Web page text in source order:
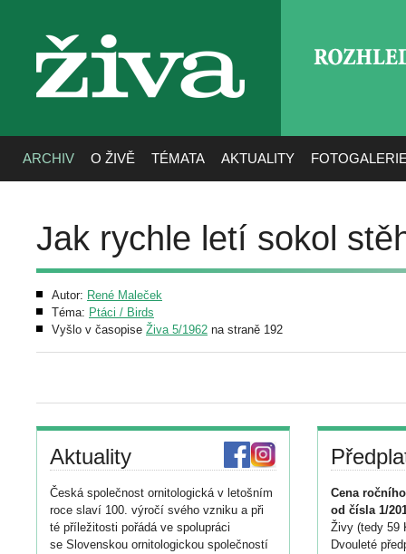
živa
ARCHIV O ŽIVĚ TÉMATA AKTUALITY
Jak rychle letí sokol
Autor: René Maleček
Téma: Ptáci / Birds
Vyšlo v časopise Živa 5/1962 na straně 192
Aktuality
Česká společnost ornitologická v letošním
roce slaví 100. výročí svého vzniku a při
té příležitosti pořádá ve spolupráci
se Slovenskou ornitologickou společností
Cena
od čísla 1/
Živy (tedy 59
Dvouleté